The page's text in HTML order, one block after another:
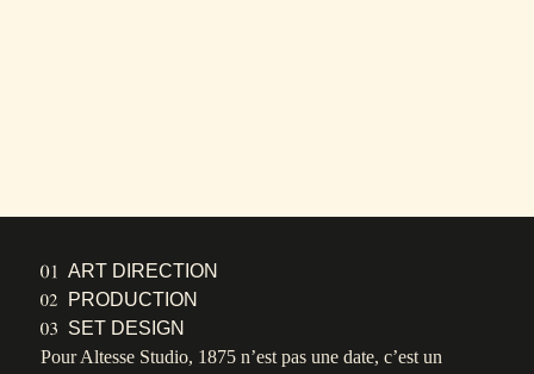
ART DIRECTION
PRODUCTION
SET DESIGN
Pour Altesse Studio, 1875 n’est pas une date, c’est un